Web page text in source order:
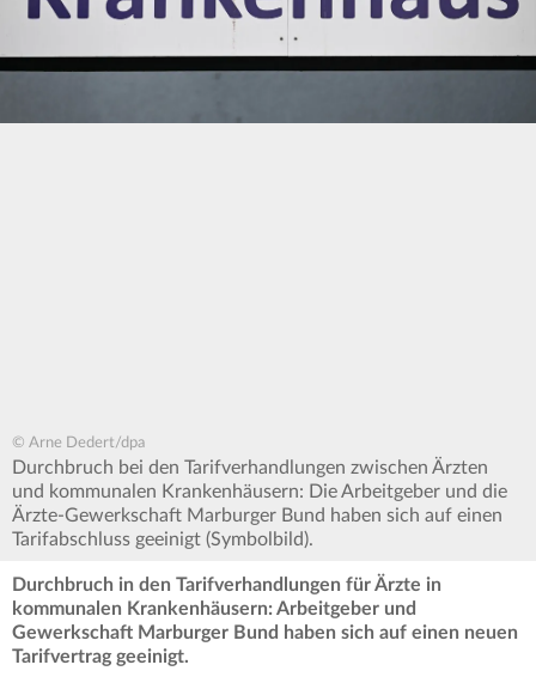
© Arne Dedert/dpa
Durchbruch bei den Tarifverhandlungen zwischen Ärzten
und kommunalen Krankenhäusern: Die Arbeitgeber und die
Ärzte-Gewerkschaft Marburger Bund haben sich auf einen
Tarifabschluss geeinigt (Symbolbild).
Durchbruch in den Tarifverhandlungen für Ärzte in
kommunalen Krankenhäusern: Arbeitgeber und
Gewerkschaft Marburger Bund haben sich auf einen neuen
Tarifvertrag geeinigt.